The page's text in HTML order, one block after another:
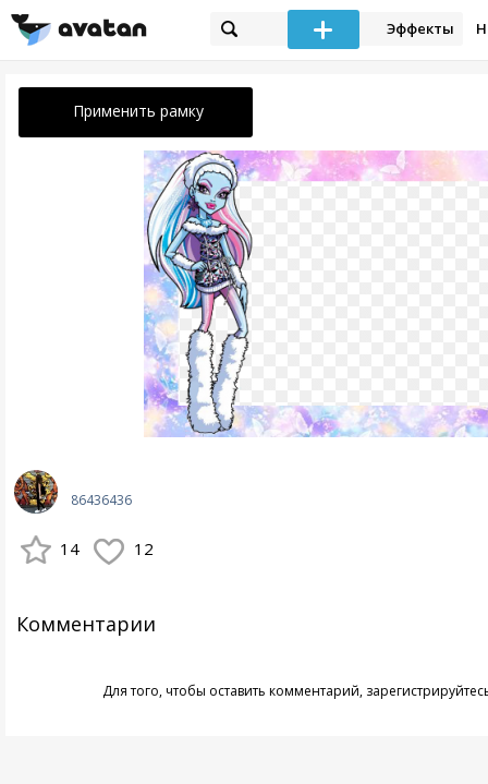
Эффекты
Применить рамку
86436436
14 12
Комментарии
Для того, чтобы оставить комментарий,